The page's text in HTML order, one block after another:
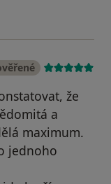
že
a
maximum.
jednoho